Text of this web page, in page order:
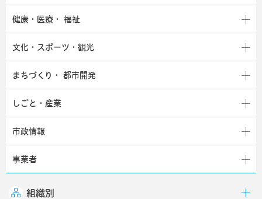
健康・医療・ 福祉
文化・スポーツ・観光
まちづくり・ 都市開発
しごと・産業
市政情報
事業者
組織別